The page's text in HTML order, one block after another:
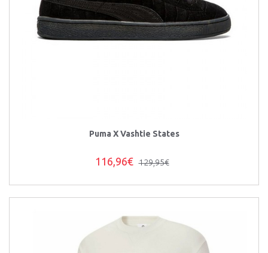
Puma X Vashtie States
116,96€ 129,95€